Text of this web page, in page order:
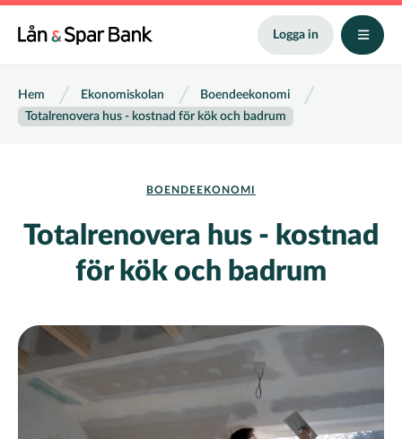
Hoppa
Logga in
Länkstig
Hem Ekonomiskolan
Boendeekonomi
Totalrenovera hus - kostnad för kök och badrum
BOENDEEKONOMI
Totalrenovera hus - kostnad
för kök och badrum